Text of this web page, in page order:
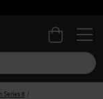
Series 8